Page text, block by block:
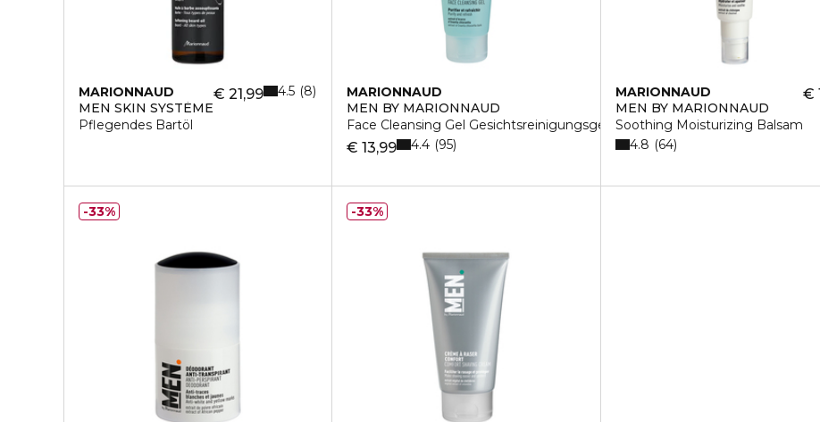
MARIONNAUD
MEN SKIN SYSTÈME
Pflegendes Bartöl
€ 21,99 4.5 8
MARIONNAUD
MEN BY MARIONNAUD
Face Cleansing Gel Gesichtsreinigungsgel
€ 13,99 4.4 95
MARIONNAUD
MEN BY MARIONNAUD
Soothing Moisturizing Balsam
€
4.8 64
33% 33%